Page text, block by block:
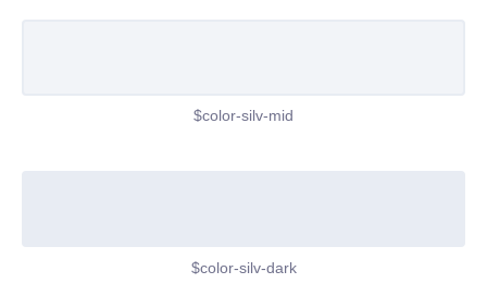
$color-silv-mid
$color-silv-dark